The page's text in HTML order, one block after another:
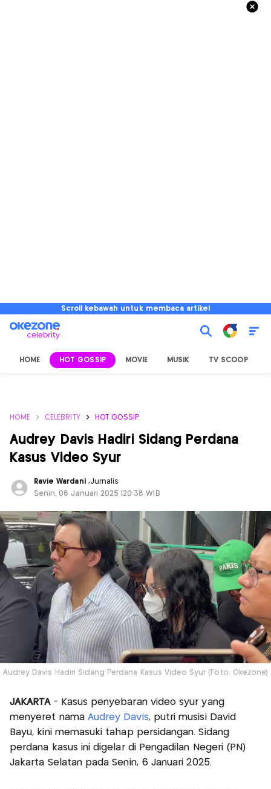
Scroll kebawah untuk membaca artikel
HOME HOT GOSSIP MOVIE MUSIK TV SCOOP
HOME CELEBRITY HOT GOSSIP
Audrey Davis Hadiri Sidang Perdana
Kasus Video Syur
Ravie Wardani ,Jurnalis
Senin, 06 Januari 2025 |20:38 WIB
Audrey Davis Hadiri Sidang Perdana Kasus Video Syur (Foto: Okezone)
JAKARTA- Kasus penyebaran video syur yang
menyeret nama Audrey Davis, putri musisi David
Bayu, kini memasuki tahap persidangan. Sidang
perdana kasus ini digelar di Pengadilan Negeri (PN)
Jakarta Selatan pada Senin, 6 Januari 2025.